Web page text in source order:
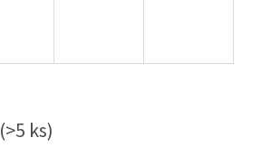
(>5 ks)